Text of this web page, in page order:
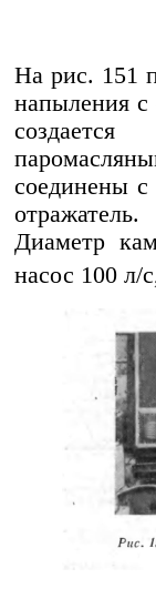
На рис. 151
напыления
соединены
отражатель.
Диаметр
насос 100 л/